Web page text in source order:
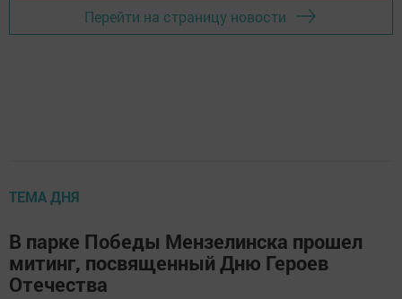
Перейти на страницу новости
ТЕМА ДНЯ
В парке Победы Мензелинска прошел
митинг, посвященный Дню Героев
Отечества